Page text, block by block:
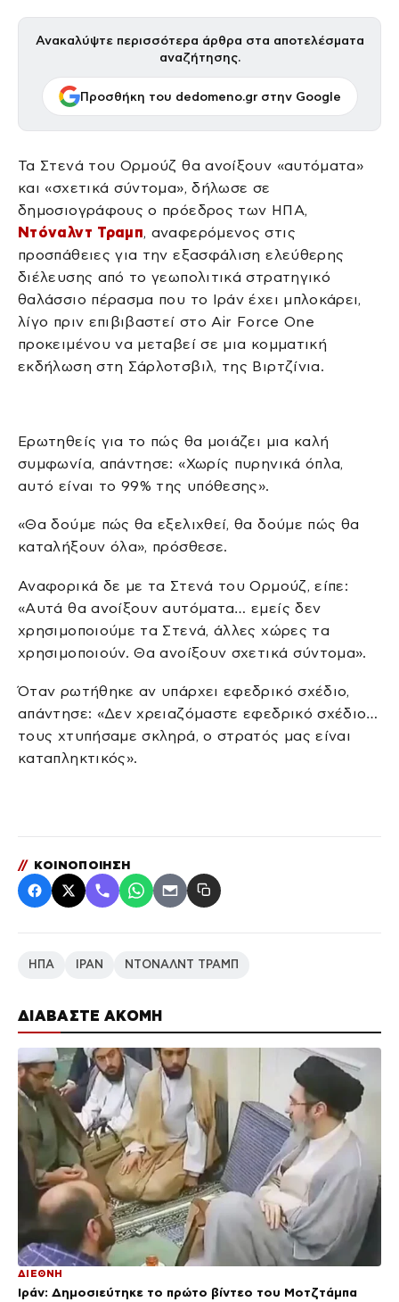
ΔΙΑΒΑΣΤΕ ΑΚΟΜΗ
ΔΙΕΘΝΗ
Ιράν: Δημοσιεύτηκε το πρώτο βίντεο του Μοτζτάμπα
Ανακαλύψτε περισσότερα άρθρα στα αποτελέσματα
αναζήτησης.
Προσθήκη του dedomeno.gr στην Google
Τα Στενά του Ορμούζ θα ανοίξουν «αυτόματα»
και «σχετικά σύντομα», δήλωσε σε
δημοσιογράφους ο πρόεδρος των ΗΠΑ,
Ντόναλντ Τραμπ, αναφερόμενος στις
προσπάθειες για την εξασφάλιση ελεύθερης
διέλευσης από το γεωπολιτικά στρατηγικό
θαλάσσιο πέρασμα που το Ιράν έχει μπλοκάρει,
λίγο πριν επιβιβαστεί στο Air Force One
προκειμένου να μεταβεί σε μια κομματική
εκδήλωση στη Σάρλοτσβιλ, της Βιρτζίνια.
Ερωτηθείς για το πώς θα μοιάζει μια καλή
συμφωνία, απάντησε: «Χωρίς πυρηνικά όπλα,
αυτό είναι το 99% της υπόθεσης».
«Θα δούμε πώς θα εξελιχθεί, θα δούμε πώς θα
καταλήξουν όλα», πρόσθεσε.
Αναφορικά δε με τα Στενά του Ορμούζ, είπε:
«Αυτά θα ανοίξουν αυτόματα… εμείς δεν
χρησιμοποιούμε τα Στενά, άλλες χώρες τα
χρησιμοποιούν. Θα ανοίξουν σχετικά σύντομα».
Όταν ρωτήθηκε αν υπάρχει εφεδρικό σχέδιο,
απάντησε: «Δεν χρειαζόμαστε εφεδρικό σχέδιο…
τους χτυπήσαμε σκληρά, ο στρατός μας είναι
καταπληκτικός».
// ΚΟΙΝΟΠΟΙΗΣΗ
ΗΠΑ ΙΡΑΝ ΝΤΟΝΑΛΝΤ ΤΡΑΜΠ